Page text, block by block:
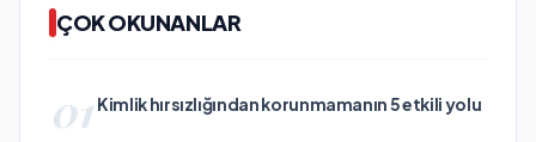
ÇOK OKUNANLAR
01 Kimlik hırsızlığından korunmamanın 5 etkili yolu